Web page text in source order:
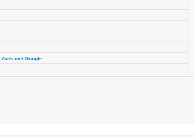
Zoek met Google